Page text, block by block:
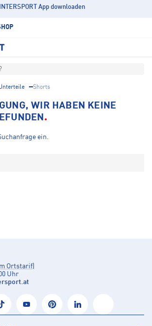
INTERSPORT App downloaden
Shorts
WIR HABEN KEINE
ein.
Ortstarif)
Uhr